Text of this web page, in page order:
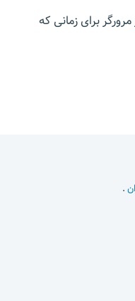
برای زمانی که
.